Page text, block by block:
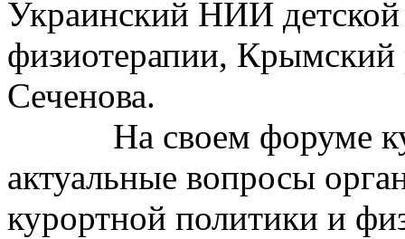
Украинский НИИ детской
физиотерапии,
Сеченова.
На своем форуме
актуальные вопросы
курортной политики и